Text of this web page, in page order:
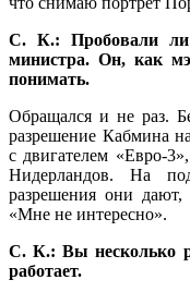
С. К.: Пробовали
министра. Он, как
понимать.
Обращался и не раз.
разрешение Кабмина
с двигателем «Евро-
Нидерландов. На
разрешения они дают,
«Мне не интересно».
С. К.: Вы несколько
работает.